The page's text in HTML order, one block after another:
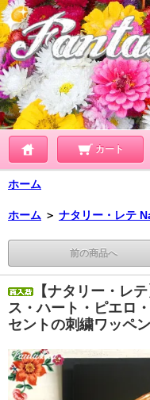
カート
ホーム
ホーム ＞ ナタリー・レテ
前の商品へ
【ナタリー・レ
ス・ハート・ピエロ
セントの刺繍ワッペン